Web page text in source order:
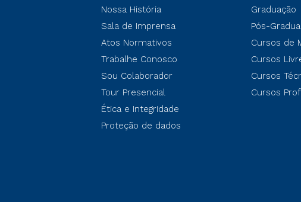
Nossa História
Sala de Imprensa
Atos Normativos
Trabalhe Conosco
Sou Colaborador
Tour Presencial
Ética e Integridade
Proteção de dados
Graduação
Pós-
Cursos de
Cursos
Cursos
Cursos